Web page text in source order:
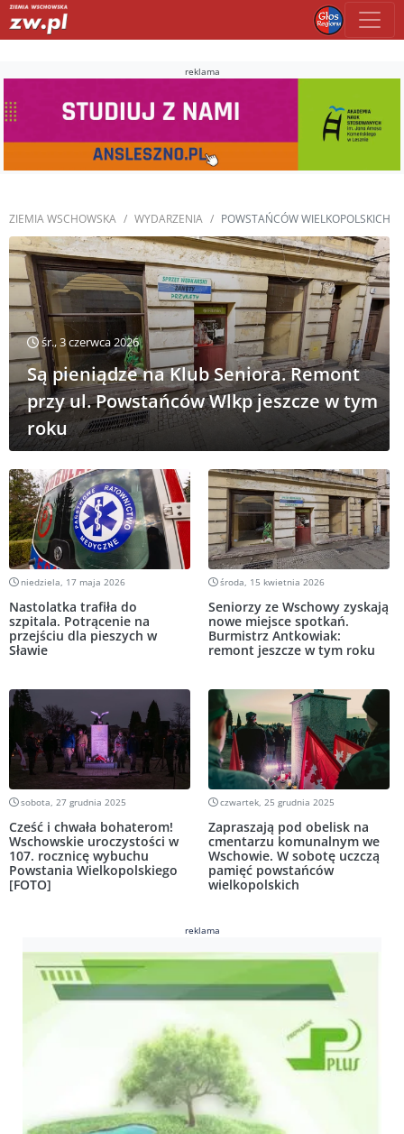
reklama
ZIEMIA WSCHOWSKA WYDARZENIA POWSTAŃCÓW WIELKOPOLSKICH
śr., 3 czerwca 2026
Są pieniądze na Klub Seniora. Remont
przy ul. Powstańców Wlkp jeszcze w tym
roku
niedziela, 17 maja 2026
Nastolatka trafiła do
szpitala. Potrącenie na
przejściu dla pieszych w
Sławie
środa, 15 kwietnia 2026
Seniorzy ze Wschowy zyskają
nowe miejsce spotkań.
Burmistrz Antkowiak:
remont jeszcze w tym roku
sobota, 27 grudnia 2025
Cześć i chwała bohaterom!
Wschowskie uroczystości w
107. rocznicę wybuchu
Powstania Wielkopolskiego
[FOTO]
czwartek, 25 grudnia 2025
Zapraszają pod obelisk na
cmentarzu komunalnym we
Wschowie. W sobotę uczczą
pamięć powstańców
wielkopolskich
reklama